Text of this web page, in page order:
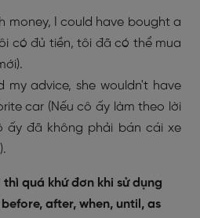
money, I could have bought a
có đủ tiền, tôi đã có thể mua
my advice, she wouldn't have
car (Nếu cô ấy làm theo lời
ấy đã không phải bán cái xe
quá khứ đơn khi sử dụng
after, when, until, as